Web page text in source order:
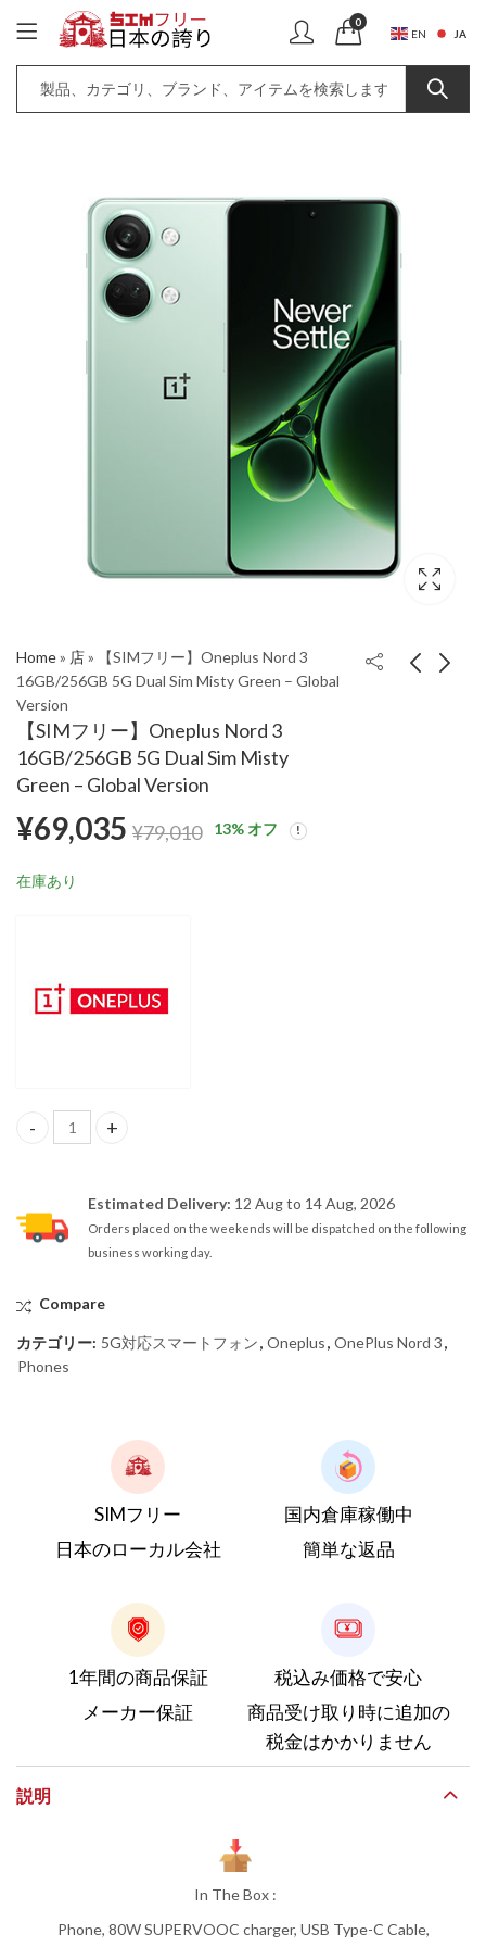
0
EN
JA
Home» 店»
【SIMフリー】Oneplus Nord 3
16GB/256GB 5G Dual Sim Misty Green – Global
Version
【SIMフリー】Oneplus Nord 3
16GB/256GB 5G Dual Sim Misty
Green – Global Version
Global Version
¥69,035 ¥79,010 13% オフ
在庫あり
【SIMフリー】Oneplus Nord 3 16GB/256GB 5G Dual Sim Misty
Estimated Delivery: 12 Aug to 14 Aug, 2026
Orders placed on the weekends will be dispatched on the following
business working day.
Compare
カテゴリー: 5G対応スマートフォン, Oneplus, OnePlus Nord 3,
Phones
SIMフリー
日本のローカル会社
国内倉庫稼働中
簡単な返品
1年間の商品保証
メーカー保証
税込み価格で安心
商品受け取り時に追加の
税金はかかりません
説明
In The Box :
Phone, 80W SUPERVOOC charger, USB Type-C Cable,